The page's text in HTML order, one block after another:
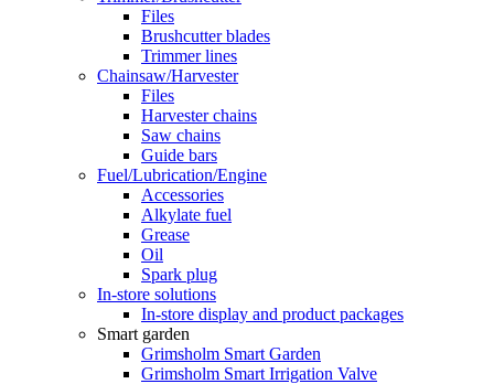
Files
Brushcutter blades
Trimmer lines
Chainsaw/Harvester
Files
Harvester chains
Saw chains
Guide bars
Fuel/Lubrication/Engine
Accessories
Alkylate fuel
Grease
Oil
Spark plug
In-store solutions
In-store display and product packages
Smart garden
Grimsholm Smart Garden
Grimsholm Smart Irrigation Valve